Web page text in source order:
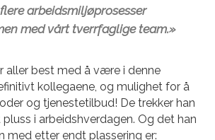
arbeidsmiljøprosesser
med vårt tverrfaglige team.»
aller best med å være i denne
kollegaene, og mulighet for å
og tjenestetilbud! De trekker han
i arbeidshverdagen. Og det han
med etter endt plassering er: